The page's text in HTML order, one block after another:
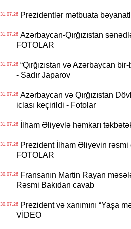
31.07.26Prezidentlər mətbuata
31.07.26Azərbaycan-Qırğızıstan
FOTOLAR
31.07.26“Qırğızıstan və Azərbaycan
- Sadır Japarov
31.07.26Azərbaycan və Qırğızıstan
iclası keçirildi - Fotolar
31.07.26İlham Əliyevlə həmkarı
31.07.26Prezident İlham Əliyevin rəsmi
FOTOLAR
30.07.26Fransanın Martin Rayan
Rəsmi Bakıdan cavab
30.07.26Prezident və xanımını “Yaşa
VİDEO